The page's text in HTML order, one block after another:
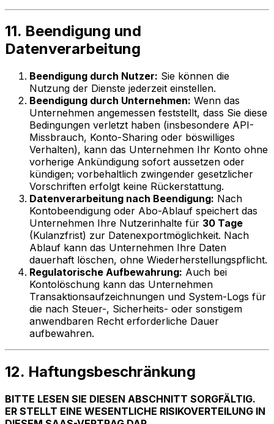
11. Beendigung und
Datenverarbeitung
Beendigung durch Nutzer: Sie können die
Nutzung der Dienste jederzeit einstellen.
Beendigung durch Unternehmen: Wenn das
Unternehmen angemessen feststellt, dass Sie diese
Bedingungen verletzt haben (insbesondere API-
Missbrauch, Konto-Sharing oder böswilliges
Verhalten), kann das Unternehmen Ihr Konto ohne
vorherige Ankündigung sofort aussetzen oder
kündigen; vorbehaltlich zwingender gesetzlicher
Vorschriften erfolgt keine Rückerstattung.
Datenverarbeitung nach Beendigung: Nach
Kontobeendigung oder Abo-Ablauf speichert das
Unternehmen Ihre Nutzerinhalte für 30 Tage
(Kulanzfrist) zur Datenexportmöglichkeit. Nach
Ablauf kann das Unternehmen Ihre Daten
dauerhaft löschen, ohne Wiederherstellungspflicht.
Regulatorische Aufbewahrung: Auch bei
Kontolöschung kann das Unternehmen
Transaktionsaufzeichnungen und System-Logs für
die nach Steuer-, Sicherheits- oder sonstigem
anwendbaren Recht erforderliche Dauer
aufbewahren.
12. Haftungsbeschränkung
BITTE LESEN SIE DIESEN ABSCHNITT SORGFÄLTIG.
ER STELLT EINE WESENTLICHE RISIKOVERTEILUNG IN